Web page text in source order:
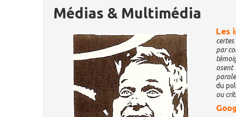
Médias & Multimédia
Les
par
osent
du
ou